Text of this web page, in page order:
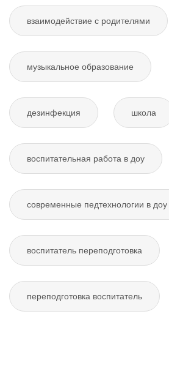
взаимодействие с родителями
музыкальное образование
дезинфекция школа
воспитательная работа в доу
современные педтехнологии в доу
воспитатель переподготовка
переподготовка воспитатель